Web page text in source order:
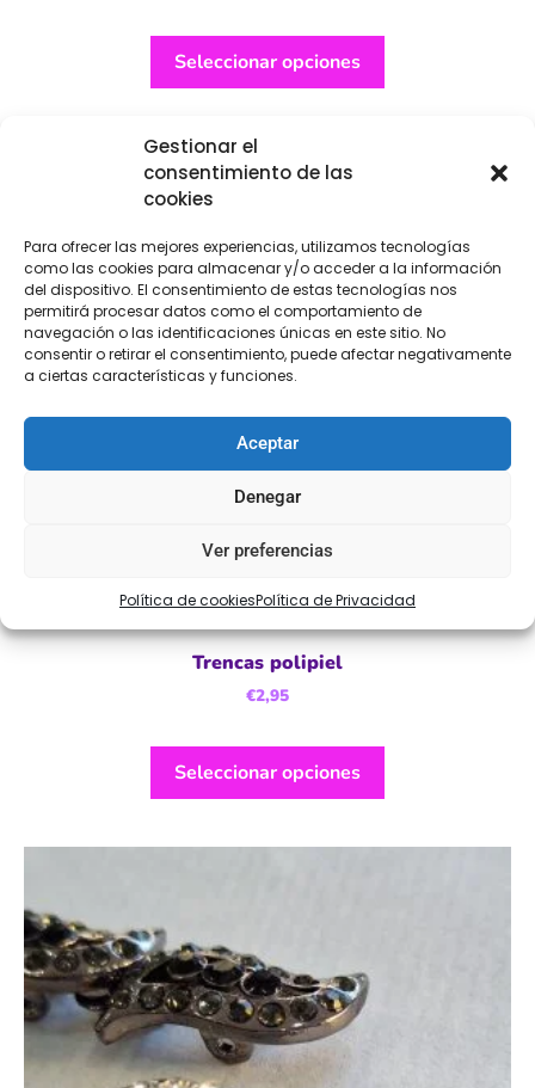
Gestionar el
consentimiento de las
cookies
Para ofrecer las mejores experiencias, utilizamos tecnologías
como las cookies para almacenar y/o acceder a la información
del dispositivo. El consentimiento de estas tecnologías nos
permitirá procesar datos como el comportamiento de
navegación o las identificaciones únicas en este sitio. No
consentir o retirar el consentimiento, puede afectar negativamente
a ciertas características y funciones.
Aceptar
Denegar
Ver preferencias
Política de cookiesPolítica de Privacidad
Seleccionar opciones
Trencas polipiel
€2,95
Seleccionar opciones